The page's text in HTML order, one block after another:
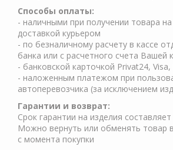
Способы оплаты:
- наличными при получении товара на
доставкой курьером
- по безналичному расчету в кассе
банка или с расчетного счета Вашей
- банковской карточкой Privat24,
- наложенным платежом при
автоперевозчика (за исключением
Гарантии и возврат:
Срок гарантии на изделия
Можно вернуть или обменять товар
с момента покупки